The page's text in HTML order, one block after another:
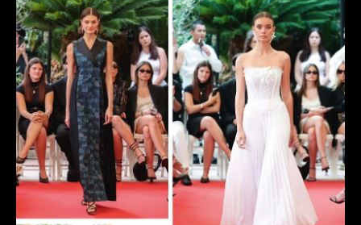
レンタルタキシード東京 タキシード東京 パリコレクション
パリコレ MaisonMUNETAKAYOKOYAMA kohmiexpo2025